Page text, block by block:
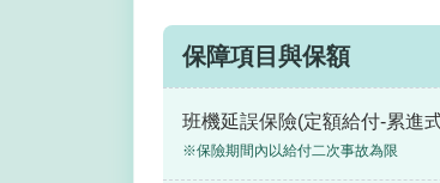
保障項目與保額
班機延誤保險(定額給付-累進
※保險期間內以給付二次事故為限